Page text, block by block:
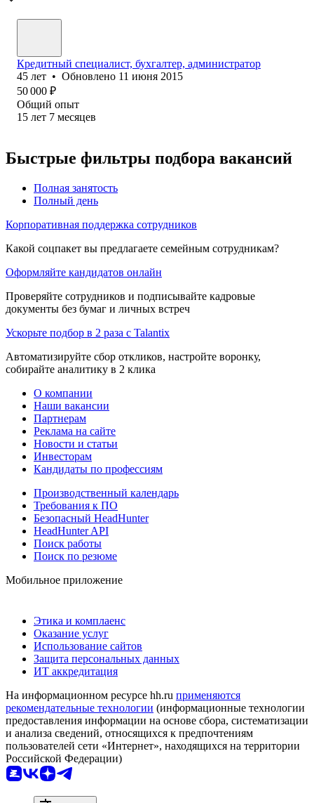
Кредитный специалист, бухгалтер, администратор
45 лет • Обновлено 11 июня 2015
50 000 ₽
Общий опыт
15 лет 7 месяцев
Быстрые фильтры подбора вакансий
Полная занятость
Полный день
Корпоративная поддержка сотрудников
Какой соцпакет вы предлагаете семейным сотрудникам?
Оформляйте кандидатов онлайн
Проверяйте сотрудников и подписывайте кадровые
документы без бумаг и личных встреч
Ускорьте подбор в 2 раза с Talantix
Автоматизируйте сбор откликов, настройте воронку,
собирайте аналитику в 2 клика
О компании
Наши вакансии
Партнерам
Реклама на сайте
Новости и статьи
Инвесторам
Кандидаты по профессиям
Производственный календарь
Требования к ПО
Безопасный HeadHunter
HeadHunter API
Поиск работы
Поиск по резюме
Мобильное приложение
Этика и комплаенс
Оказание услуг
Использование сайтов
Защита персональных данных
ИТ аккредитация
На информационном ресурсе hh.ru применяются
рекомендательные технологии (информационные технологии
предоставления информации на основе сбора, систематизации
и анализа сведений, относящихся к предпочтениям
пользователей сети «Интернет», находящихся на территории
Российской Федерации)